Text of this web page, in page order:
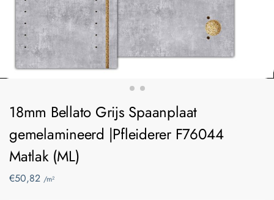
18mm Bellato Grijs Spaanplaat
gemelamineerd |Pfleiderer F76044
Matlak (ML)
€50,82 /m²